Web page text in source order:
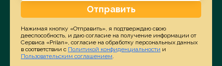
Отправить
Нажимая кнопку «Отправить», я подтверждаю свою
дееспособность, и даю согласие на получение информации от
Сервиса «Prilan», согласие на обработку персональных данных
в соответствии с Политикой конфиденциальности и
Пользовательским соглашением.